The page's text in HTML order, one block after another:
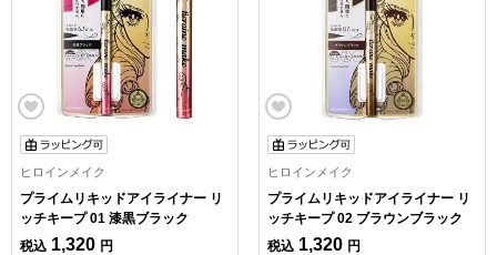
ヒロインメイク
プライムリキッドアイライナー リ
ッチキープ 01 漆黒ブラック
税込 1,320 円
ヒロインメイク
プライムリキッドアイライナー リ
ッチキープ 02 ブラウンブラック
税込 1,320 円